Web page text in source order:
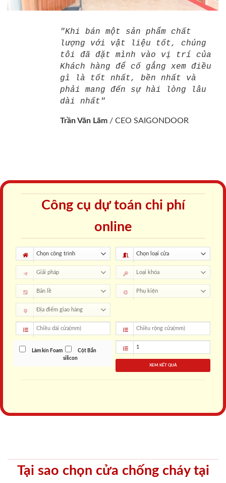
"Khi bán một sản phẩm chất
lượng với vật liệu tốt, chúng
tôi đã đặt mình vào vị trí của
Khách hàng để cố gắng xem điều
gì là tốt nhất, bền nhất và
phải mang đến sự hài lòng lâu
dài nhất"
Trần Văn Lãm / CEO SAIGONDOOR
Công cụ dự toán chi phí
online
Làm kín Foam
Cột Bắn
silicon
XEM KẾT QUẢ
Tại sao chọn cửa chống cháy tại